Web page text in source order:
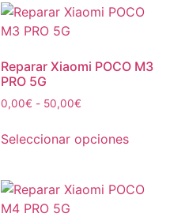
Reparar Xiaomi POCO M3
PRO 5G
0,00€ - 50,00€
Seleccionar opciones